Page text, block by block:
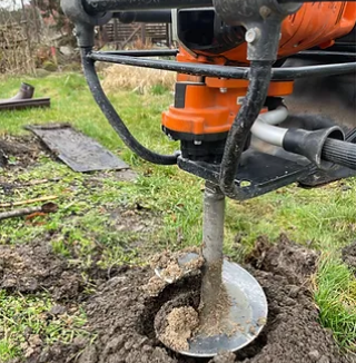
Kouzlo dřeva 👌 https://www.pergolydn.cz/
info@pergolydn.cz #dřevo #drevo #pristresky
#pergola #kvh #moravskoslezskykraj
#pergolydn...